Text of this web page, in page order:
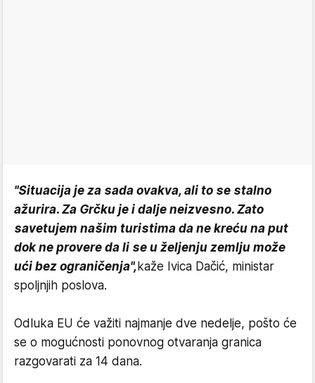
"Situacija je za sada ovakva, ali to se stalno
ažurira. Za Grčku je i dalje neizvesno. Zato
savetujem našim turistima da ne kreću na put
dok ne provere da li se u željenju zemlju može
ući bez ograničenja", kaže Ivica Dačić, ministar
spoljnjih poslova.
Odluka EU će važiti najmanje dve nedelje, pošto će
se o mogućnosti ponovnog otvaranja granica
razgovarati za 14 dana.